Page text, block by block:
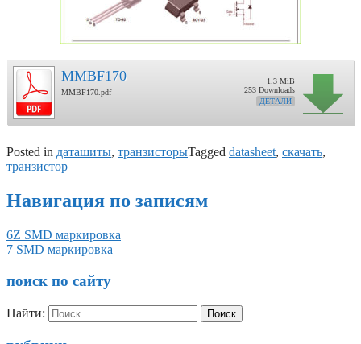
MMBF170
MMBF170.pdf
1.3 MiB
253 Downloads
ДЕТАЛИ
Posted in даташиты, транзисторыTagged datasheet, скачать,
транзистор
Навигация по записям
6Z SMD маркировка
7 SMD маркировка
поиск по сайту
Найти: